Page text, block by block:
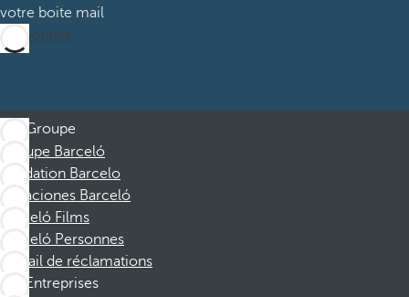
votre boite mail
M’abonner
Groupe
Groupe Barceló
Fondation Barcelo
Vacaciones Barceló
Barceló Films
Barceló Personnes
Portail de réclamations
Entreprises